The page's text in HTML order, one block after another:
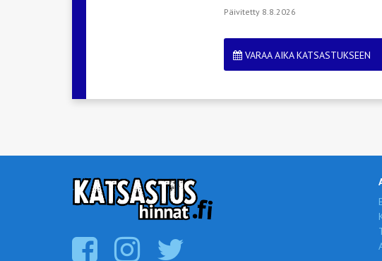
Päivitetty 8.8.2026
VARAA AIKA KATSASTUKSEEN